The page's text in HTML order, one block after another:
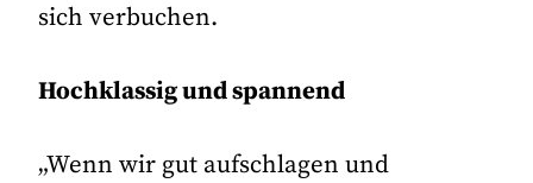
sich verbuchen.
Hochklassig und spannend
„Wenn wir gut aufschlagen und